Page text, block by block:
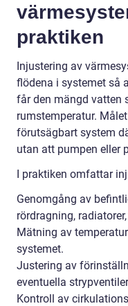
praktiken
Injustering av
flödena i systemet så
får den mängd vatten
rumstemperatur.
förutsägbart system
utan att pumpen eller
I praktiken omfattar
Genomgång av
rördragning,
Mätning av
systemet.
Justering av
eventuella
Kontroll av